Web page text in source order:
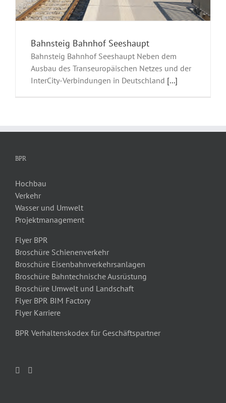
Bahnsteig Bahnhof Seeshaupt
Bahnsteig Bahnhof Seeshaupt Neben dem
Ausbau des Transeuropäischen Netzes und der
InterCity-Verbindungen in Deutschland [...]
BPR
Hochbau
Verkehr
Wasser und Umwelt
Projektmanagement
Flyer BPR
Broschüre Schienenverkehr
Broschüre Eisenbahnverkehrsanlagen
Broschüre Bahntechnische Ausrüstung
Broschüre Umwelt und Landschaft
Flyer BPR BIM Factory
Flyer Karriere
BPR Verhaltenskodex für Geschäftspartner